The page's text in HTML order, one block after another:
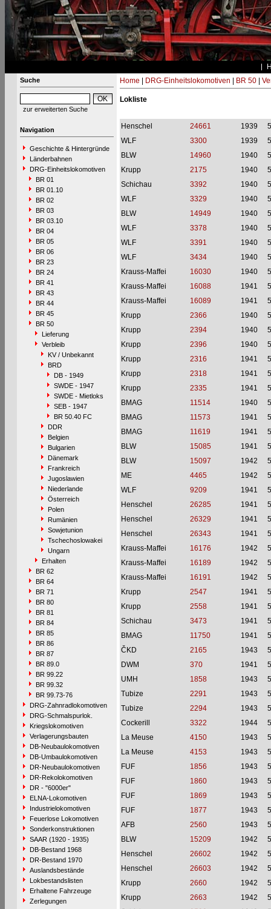
Suche
zur erweiterten Suche
Navigation
Geschichte & Hintergründe
Länderbahnen
DRG-Einheitslokomotiven
BR 01
BR 01.10
BR 02
BR 03
BR 03.10
BR 04
BR 05
BR 06
BR 23
BR 24
BR 41
BR 43
BR 44
BR 45
BR 50
Lieferung
Verbleib
KV / Unbekannt
BRD
DB - 1949
SWDE - 1947
SWDE - Mietloks
SEB - 1947
BR 50.40 FC
DDR
Belgien
Bulgarien
Dänemark
Frankreich
Jugoslawien
Niederlande
Österreich
Polen
Rumänien
Sowjetunion
Tschechoslowakei
Ungarn
Erhalten
BR 62
BR 64
BR 71
BR 80
BR 81
BR 84
BR 85
BR 86
BR 87
BR 89.0
BR 99.22
BR 99.32
BR 99.73-76
DRG-Zahnradlokomotiven
DRG-Schmalspurlok.
Kriegslokomotiven
Verlagerungsbauten
DB-Neubaulokomotiven
DB-Umbaulokomotiven
DR-Neubaulokomotiven
DR-Rekolokomotiven
DR - "6000er"
ELNA-Lokomotiven
Industrielokomotiven
Feuerlose Lokomotiven
Sonderkonstruktionen
SAAR (1920 - 1935)
DB-Bestand 1968
DR-Bestand 1970
Auslandsbestände
Lokbestandslisten
Erhaltene Fahrzeuge
Zerlegungen
Home DRG-Einheitslokomotiven BR 50|
Lokliste
Henschel 24661 1939
WLF
3300 1939
BLW
14960 1940
Krupp
2175 1940
Schichau
3392 1940
WLF
3329 1940
BLW
14949 1940
WLF
3378 1940
WLF
3391 1940
WLF
3434 1940
Krauss-Maffei
16030 1940
Krauss-Maffei
16088 1941
Krauss-Maffei
16089 1941
Krupp
2366 1940
Krupp
2394 1940
Krupp
2396 1940
Krupp
2316 1941
Krupp
2318 1941
Krupp
2335 1941
BMAG
11514 1940
BMAG
11573 1941
BMAG
11619 1941
BLW
15085 1941
BLW
15097 1942
ME
4465 1942
WLF
9209 1941
Henschel
26285 1941
Henschel
26329 1941
Henschel
26343 1941
Krauss-Maffei
16176 1942
Krauss-Maffei
16189 1942
Krauss-Maffei
16191 1942
Krupp
2547 1941
Krupp
2558 1941
Schichau
3473 1941
BMAG
11750 1941
ČKD
2165 1943
DWM
370 1941
UMH
1858 1943
Tubize
2291 1943
Tubize
2294 1943
Cockerill
3322 1944
La Meuse
4150 1943
La Meuse
4153 1943
FUF
1856 1943
FUF
1860 1943
FUF
1869 1943
FUF
1877 1943
AFB
2560 1943
BLW
15209 1942
Henschel
26602 1942
Henschel
26603 1942
Krupp
2660 1942
Krupp
2663 1942